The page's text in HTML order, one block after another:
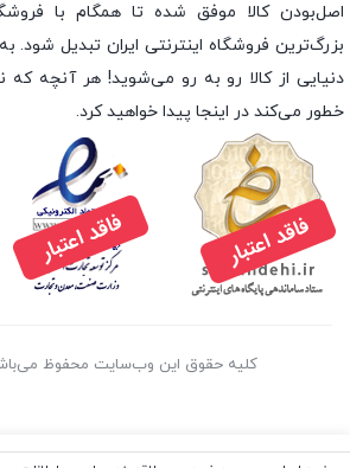
اصل‌بودن کالا موفق شده تا همگام با
بزرگ‌ترین فروشگاه اینترنتی ایران تبدیل
دنیایی از کالا رو به رو می‌شوید! هر آنچه که
خطور می‌کند در اینجا پیدا خواهید کرد.
کلیه حقوق این وب‌سایت محفوظ می‌باشد. ۲۰۰۰-